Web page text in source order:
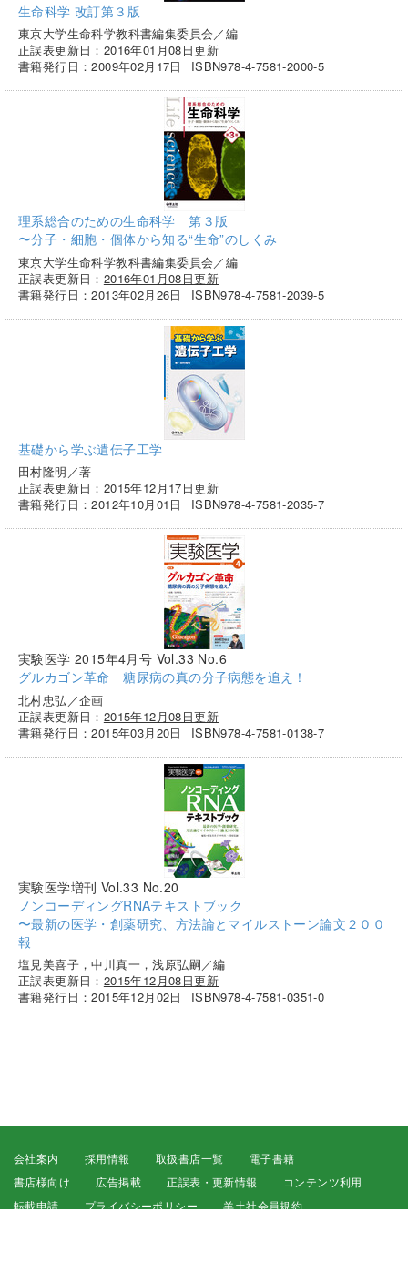
生命科学 改訂第３版
東京大学生命科学教科書編集委員会／編
正誤表更新日： 2016年01月08日更新
書籍発行日：2009年02月17日
ISBN978-4-7581-2000-5
理系総合のための生命科学 第３版
〜分子・細胞・個体から知る“生命”のしくみ
東京大学生命科学教科書編集委員会／編
正誤表更新日： 2016年01月08日更新
書籍発行日：2013年02月26日
ISBN978-4-7581-2039-5
基礎から学ぶ遺伝子工学
田村隆明／著
正誤表更新日： 2015年12月17日更新
書籍発行日：2012年10月01日
ISBN978-4-7581-2035-7
実験医学 2015年4月号 Vol.33 No.6
グルカゴン革命 糖尿病の真の分子病態を追え！
北村忠弘／企画
正誤表更新日： 2015年12月08日更新
書籍発行日：2015年03月20日
ISBN978-4-7581-0138-7
実験医学増刊 Vol.33 No.20
ノンコーディングRNAテキストブック
〜最新の医学・創薬研究、方法論とマイルストーン論文２００
報
塩見美喜子，中川真一，浅原弘嗣／編
正誤表更新日： 2015年12月08日更新
書籍発行日：2015年12月02日
ISBN978-4-7581-0351-0
会社案内 採用情報 取扱書店一覧
電子書籍
書店様向け
広告掲載 正誤表・更新情報
コンテンツ利用
転載申請
プライバシーポリシー
羊土社会員規約